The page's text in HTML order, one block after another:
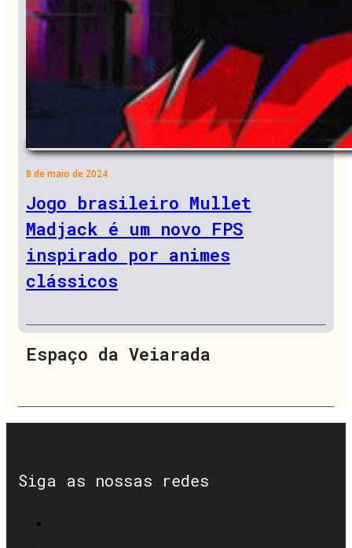
8 de maio de 2024
Jogo brasileiro Mullet
Madjack é um novo FPS
inspirado por animes
clássicos
Espaço da Veiarada
Siga as nossas redes